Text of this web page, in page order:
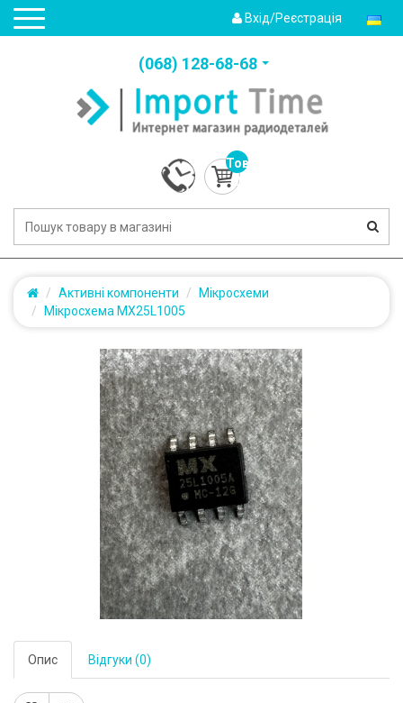
Вхід/Реєстрація
(‎068) 128-68-68
Товарів:
0
(0.0грн.)
Активні компоненти
Мікросхеми
Мікросхема MX25L1005
Опис Відгуки (0)